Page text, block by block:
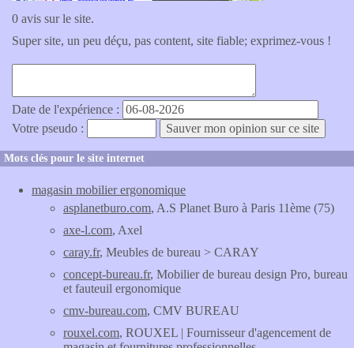
0 avis sur le site.
Super site, un peu déçu, pas content, site fiable; exprimez-vous !
Date de l'expérience :
Votre pseudo :
Mots clés pour le site internet
magasin mobilier ergonomique
asplanetburo.com, A.S Planet Buro à Paris 11ème (75)
axe-l.com, Axel
caray.fr, Meubles de bureau > CARAY
concept-bureau.fr, Mobilier de bureau design Pro, bureau
et fauteuil ergonomique
cmv-bureau.com, CMV BUREAU
rouxel.com, ROUXEL | Fournisseur d'agencement de